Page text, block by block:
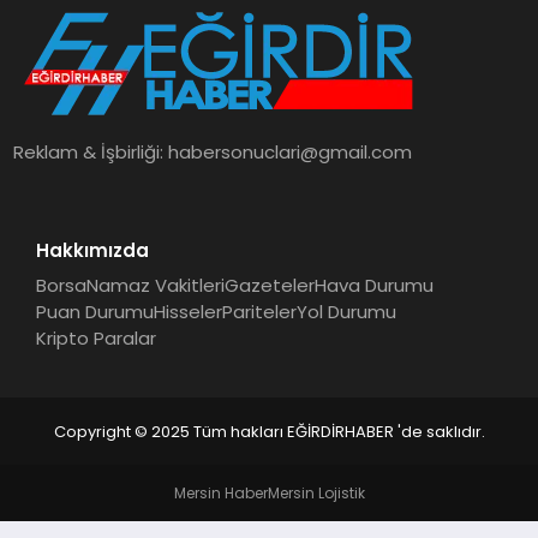
SPOR
TEKNOLOJI
Reklam & İşbirliği:habersonuclari@gmail.com
Hakkımızda
BorsaNamaz VakitleriGazetelerHava Durumu
Puan DurumuHisselerParitelerYol Durumu
Kripto Paralar
Copyright © 2025 Tüm hakları EĞİRDİRHABER 'de saklıdır.
Mersin HaberMersin Lojistik